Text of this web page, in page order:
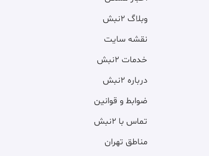
وبلاگ ۲نبش
نقشه سایت
خدمات ۲نبش
درباره ۲نبش
ضوابط و قوانین
تماس با ۲نبش
مناطق تهران